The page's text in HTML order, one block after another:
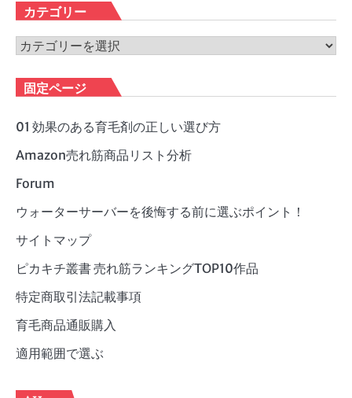
カ
イ
ブ
カテゴリー
カ
ゴ
リ
ー
固定ページ
01 効果のある育毛剤の正しい選び方
Amazon売れ筋商品リスト分析
Forum
ウォーターサーバーを後悔する前に選ぶポイント！
サイトマップ
ピカキチ叢書 売れ筋ランキングTOP10作品
特定商取引法記載事項
育毛商品通販購入
適用範囲で選ぶ